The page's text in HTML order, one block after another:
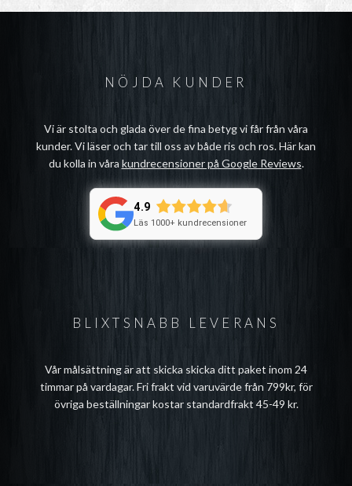
BLIXTSNABB LEVERANS
Vår målsättning är att skicka skicka ditt paket inom 24
timmar på vardagar. Fri frakt vid varuvärde från 799kr, för
övriga beställningar kostar standardfrakt 45-49 kr.
NÖJDA KUNDER
Vi är stolta och glada över de fina betyg vi får från våra
kunder. Vi läser och tar till oss av både ris och ros. Här kan
du kolla in våra kundrecensioner på Google Reviews.
4.9
Läs 1000+ kundrecensioner